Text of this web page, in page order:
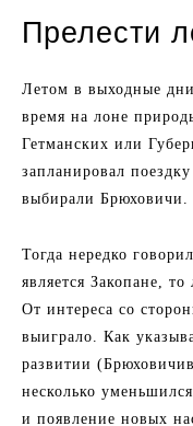
Прелести
Летом в выходные
время на лоне
Гетманских или
запланировал
выбирали Брюховичи.
Тогда нередко
является Закопане,
От интереса со
выиграло. Как
развитии
несколько
и появление новых